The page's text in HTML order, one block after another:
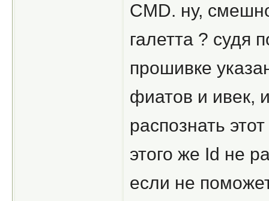
CMD. ну,
галетта ? судя
прошивке
фиатов и ивек,
распознать
этого же Id не
если не